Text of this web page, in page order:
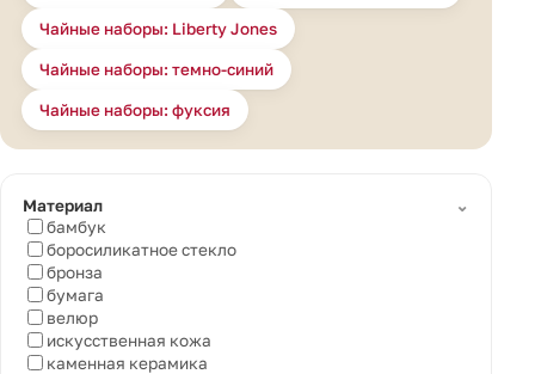
Чайные наборы: Liberty Jones
Чайные наборы: темно-синий
Чайные наборы: фуксия
Материал
⌄
бамбук
боросиликатное стекло
бронза
бумага
велюр
искусственная кожа
каменная керамика